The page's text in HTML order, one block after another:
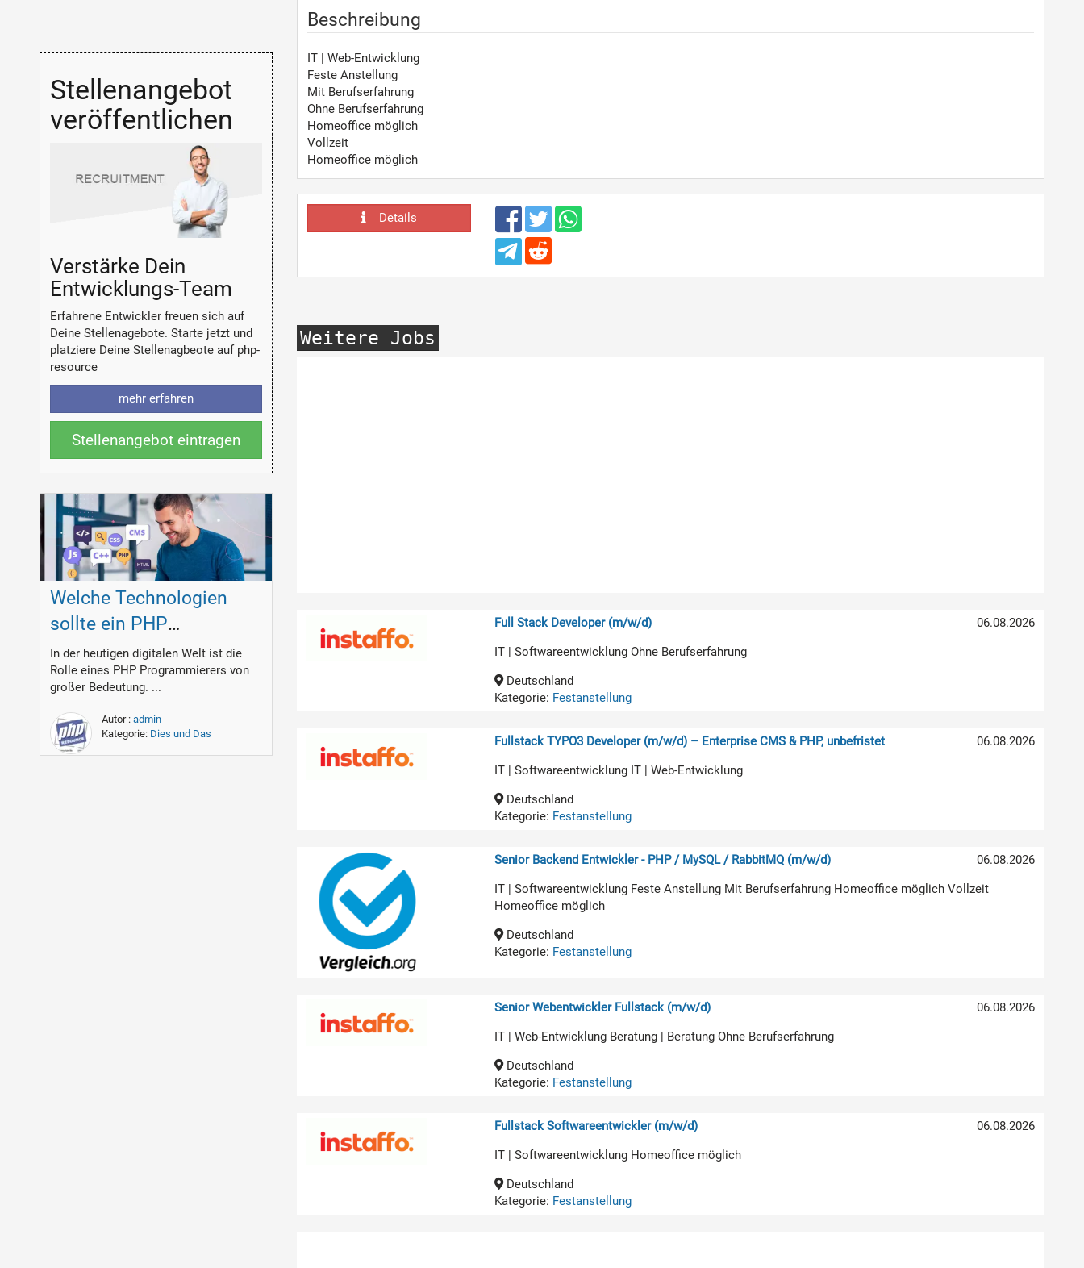
Beschreibung
IT | Web-Entwicklung
Feste Anstellung
Mit Berufserfahrung
Ohne Berufserfahrung
Homeoffice möglich
Vollzeit
Homeoffice möglich
Details
Weitere Jobs
06.08.2026
Full Stack Developer (m/w/d)
IT | Softwareentwicklung Ohne Berufserfahrung
Deutschland
Kategorie: Festanstellung
06.08.2026
Fullstack TYPO3 Developer (m/w/d) – Enterprise CMS & PHP, unbefristet
IT | Softwareentwicklung IT | Web-Entwicklung
Deutschland
Kategorie: Festanstellung
06.08.2026
Senior Backend Entwickler - PHP / MySQL / RabbitMQ (m/w/d)
IT | Softwareentwicklung Feste Anstellung Mit Berufserfahrung Homeoffice möglich Vollzeit
Homeoffice möglich
Deutschland
Kategorie: Festanstellung
06.08.2026
Senior Webentwickler Fullstack (m/w/d)
IT | Web-Entwicklung Beratung | Beratung Ohne Berufserfahrung
Deutschland
Kategorie: Festanstellung
06.08.2026
Fullstack Softwareentwickler (m/w/d)
IT | Softwareentwicklung Homeoffice möglich
Deutschland
Kategorie: Festanstellung
Stellenangebot
veröffentlichen
Verstärke Dein
Entwicklungs-Team
Erfahrene Entwickler freuen sich auf
Deine Stellenagebote. Starte jetzt und
platziere Deine Stellenagbeote auf php-
resource
mehr erfahren
Stellenangebot eintragen
Welche Technologien
sollte ein PHP
Programmierer
beherrschen?
In der heutigen digitalen Welt ist die
Rolle eines PHP Programmierers von
großer Bedeutung. ...
Autor : admin
Kategorie: Dies und Das